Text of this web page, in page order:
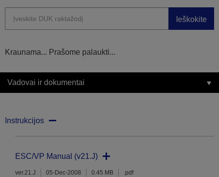
Ieškokite
Kraunama... Prašome palaukti...
Vadovai ir dokumentai
Instrukcijos
ESC/VP Manual (v21.J)
ver.21.J 05-Dec-2008 0.45 MB .pdf